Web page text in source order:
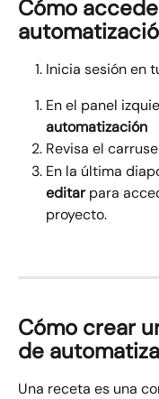
Cómo
Inicia sesión en
En el panel
automatización
Revisa el
En la última
editar para
proyecto.
Cómo crear
de
Una receta es una